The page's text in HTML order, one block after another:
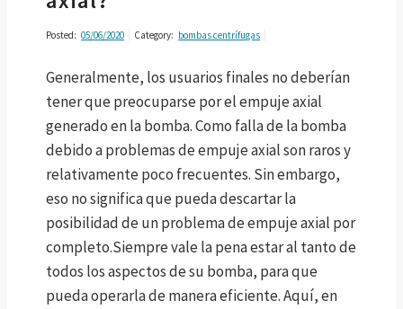
Posted: 05/06/2020 Category: bombas centrífugas
Generalmente, los usuarios finales no deberían
tener que preocuparse por el empuje axial
generado en la bomba. Como falla de la bomba
debido a problemas de empuje axial son raros y
relativamente poco frecuentes. Sin embargo,
eso no significa que pueda descartar la
posibilidad de un problema de empuje axial por
completo.Siempre vale la pena estar al tanto de
todos los aspectos de su bomba, para que
pueda operarla de manera eficiente. Aquí, en